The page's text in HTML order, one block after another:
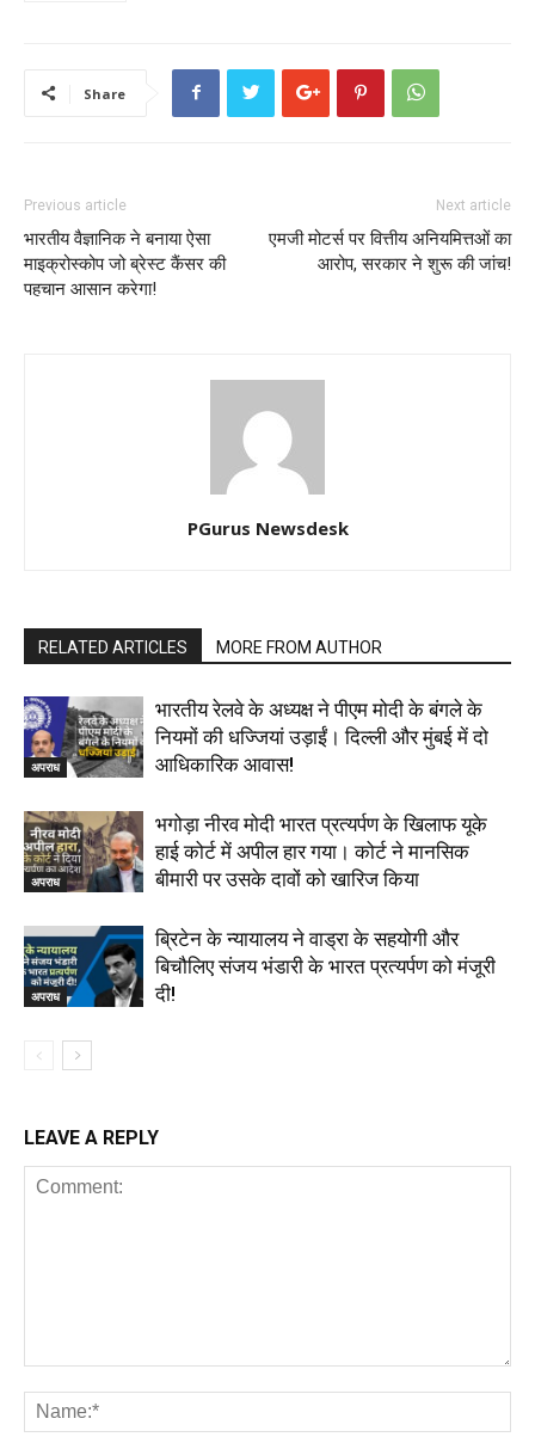
Share
Previous article
भारतीय वैज्ञानिक ने बनाया ऐसा
माइक्रोस्कोप जो ब्रेस्ट कैंसर की
पहचान आसान करेगा!
Next article
एमजी मोटर्स पर वित्तीय अनियमित्तओं का
आरोप, सरकार ने शुरू की जांच!
PGurus Newsdesk
RELATED ARTICLES MORE FROM AUTHOR
अपराध
भारतीय रेलवे के अध्यक्ष ने पीएम मोदी के बंगले के
नियमों की धज्जियां उड़ाईं। दिल्ली और मुंबई में दो
आधिकारिक आवास!
अपराध
भगोड़ा नीरव मोदी भारत प्रत्यर्पण के खिलाफ यूके
हाई कोर्ट में अपील हार गया। कोर्ट ने मानसिक
बीमारी पर उसके दावों को खारिज किया
अपराध
ब्रिटेन के न्यायालय ने वाड्रा के सहयोगी और
बिचौलिए संजय भंडारी के भारत प्रत्यर्पण को मंजूरी
दी!
LEAVE A REPLY